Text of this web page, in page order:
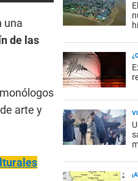
una
de las
arte y